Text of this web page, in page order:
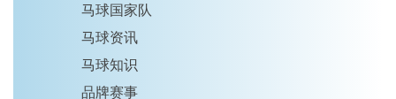
马球国家队
马球资讯
马球知识
品牌赛事